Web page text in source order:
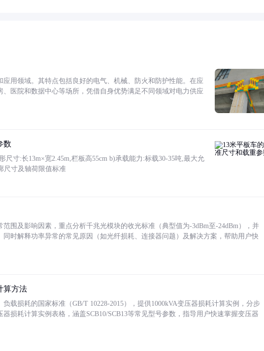
用领域。其特点包括良好的电气、机械、防火和防护性能。在应
医院和数据中心等场所，凭借自身优势满足不同领域对电力供应
数
尺寸:长13m×宽2.45m,栏板高55cm b)承载能力:标载30-35吨,最大允
尺寸及轴荷限值标准
围及影响因素，重点分析千兆光模块的收光标准（典型值为-3dBm至-24dBm），并
时解释功率异常的常见原因（如光纤损耗、连接器问题）及解决方案，帮助用户快
算方法
载损耗的国家标准（GB/T 10228-2015），提供1000kVA变压器损耗计算实例，分步
损耗计算实例表格，涵盖SCB10/SCB13等常见型号参数，指导用户快速掌握变压器